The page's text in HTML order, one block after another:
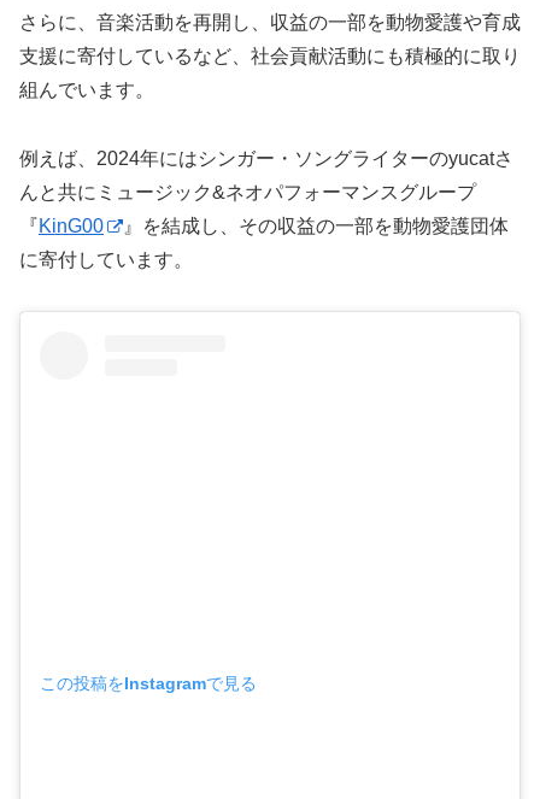
さらに、音楽活動を再開し、収益の一部を動物愛護や育成
支援に寄付しているなど、社会貢献活動にも積極的に取り
組んでいます。
例えば、2024年にはシンガー・ソングライターのyucatさ
んと共にミュージック&ネオパフォーマンスグループ
『KinG00
』を結成し、その収益の一部を動物愛護団体
に寄付しています。
この投稿をInstagramで見る